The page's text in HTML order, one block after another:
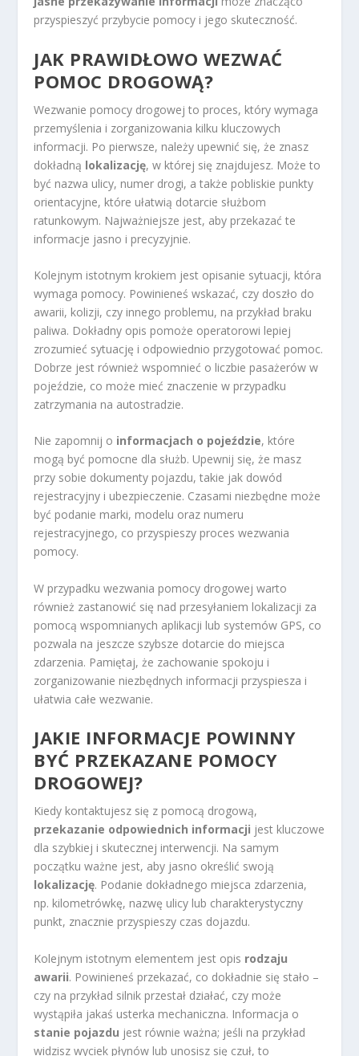
przyspieszyć przybycie pomocy i jego skuteczność.
JAK PRAWIDŁOWO WEZWAĆ
POMOC DROGOWĄ?
Wezwanie pomocy drogowej to proces, który wymaga
przemyślenia i zorganizowania kilku kluczowych
informacji. Po pierwsze, należy upewnić się, że znasz
dokładną lokalizację, w której się znajdujesz. Może to
być nazwa ulicy, numer drogi, a także pobliskie punkty
orientacyjne, które ułatwią dotarcie służbom
ratunkowym. Najważniejsze jest, aby przekazać te
informacje jasno i precyzyjnie.
Kolejnym istotnym krokiem jest opisanie sytuacji, która
wymaga pomocy. Powinieneś wskazać, czy doszło do
awarii, kolizji, czy innego problemu, na przykład braku
paliwa. Dokładny opis pomoże operatorowi lepiej
zrozumieć sytuację i odpowiednio przygotować pomoc.
Dobrze jest również wspomnieć o liczbie pasażerów w
pojeździe, co może mieć znaczenie w przypadku
zatrzymania na autostradzie.
Nie zapomnij o informacjach o pojeździe, które
mogą być pomocne dla służb. Upewnij się, że masz
przy sobie dokumenty pojazdu, takie jak dowód
rejestracyjny i ubezpieczenie. Czasami niezbędne może
być podanie marki, modelu oraz numeru
rejestracyjnego, co przyspieszy proces wezwania
pomocy.
W przypadku wezwania pomocy drogowej warto
również zastanowić się nad przesyłaniem lokalizacji za
pomocą wspomnianych aplikacji lub systemów GPS, co
pozwala na jeszcze szybsze dotarcie do miejsca
zdarzenia. Pamiętaj, że zachowanie spokoju i
zorganizowanie niezbędnych informacji przyspiesza i
ułatwia całe wezwanie.
JAKIE INFORMACJE POWINNY
BYĆ PRZEKAZANE POMOCY
DROGOWEJ?
Kiedy kontaktujesz się z pomocą drogową,
przekazanie odpowiednich informacji jest kluczowe
dla szybkiej i skutecznej interwencji. Na samym
początku ważne jest, aby jasno określić swoją
lokalizację. Podanie dokładnego miejsca zdarzenia,
np. kilometrówkę, nazwę ulicy lub charakterystyczny
punkt, znacznie przyspieszy czas dojazdu.
Kolejnym istotnym elementem jest opis rodzaju
awarii. Powinieneś przekazać, co dokładnie się stało –
czy na przykład silnik przestał działać, czy może
wystąpiła jakaś usterka mechaniczna. Informacja o
stanie pojazdu jest równie ważna; jeśli na przykład
widzisz wyciek płynów lub unosisz się czuł, to